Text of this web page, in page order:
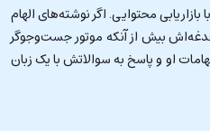
محتوایی. اگر نوشته‌های الهام
بیش از آنکه موتور جست‌وجوگر
او و پاسخ به سوالاتش با یک زبان